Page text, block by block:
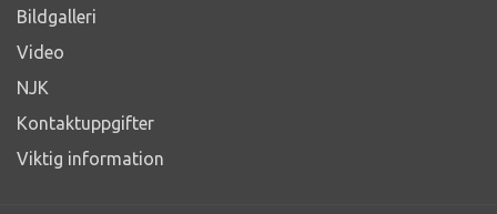
Bildgalleri
Video
NJK
Kontaktuppgifter
Viktig information